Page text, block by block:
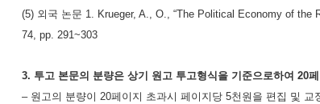
(5) 외국 논문 1. Krueger, A., O., “The Political Economy of
74, pp. 291~303
3. 투고 본문의 분량은 상기 원고 투고형식을 기준으로하여 20
– 원고의 분량이 20페이지 초과시 페이지당 5천원을 편집 및 교